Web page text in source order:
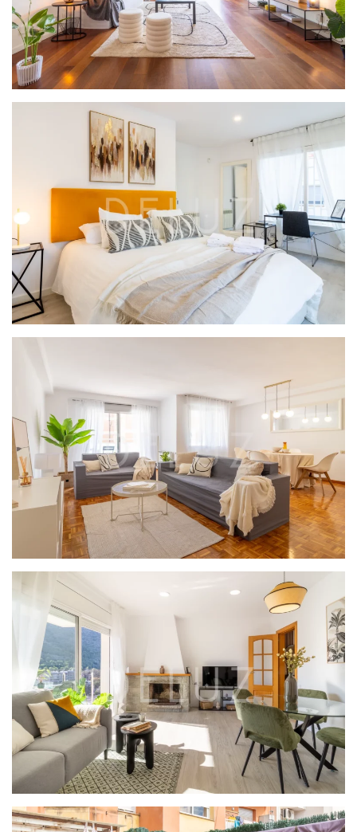
PROYECTO VILANOVA
PROYECTO MAR
PROYECTO TARRAGONA
PROYECTO BRISA